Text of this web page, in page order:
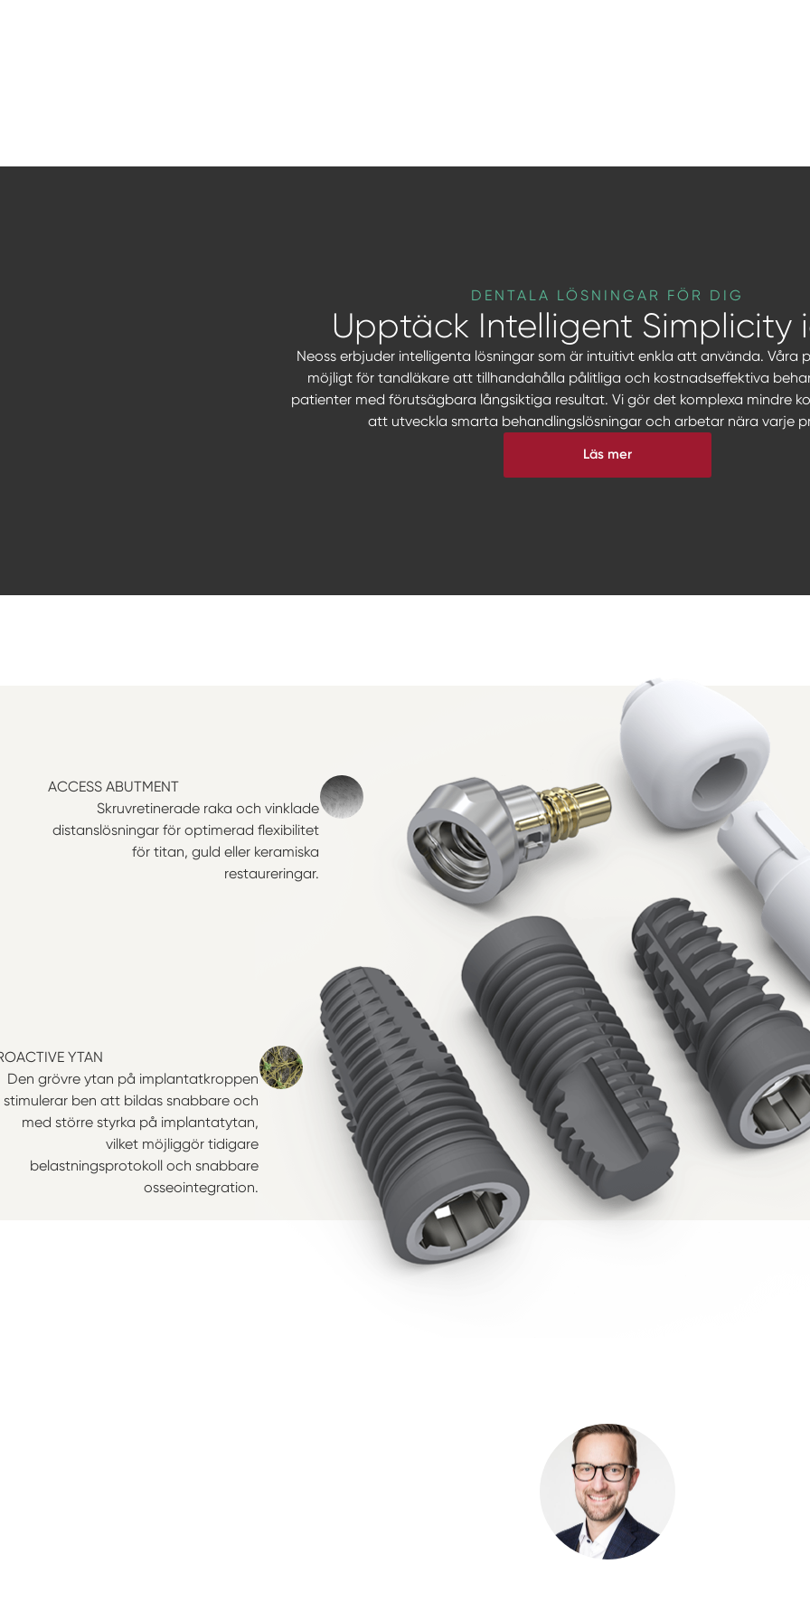
DENTALA LÖSNINGAR FÖR DIG
Upptäck Intelligent Simplicity
Neoss erbjuder intelligenta lösningar som är intuitivt enkla att använda. Våra
möjligt för tandläkare att tillhandahålla pålitliga och kostnadseffektiva
patienter med förutsägbara långsiktiga resultat. Vi gör det komplexa mindre
att utveckla smarta behandlingslösningar och arbetar nära varje
Läs mer
ACCESS ABUTMENT
Skruvretinerade raka och vinklade
distanslösningar för optimerad flexibilitet
för titan, guld eller keramiska
restaureringar.
YTAN
Den grövre ytan på implantatkroppen
stimulerar ben att bildas snabbare och
med större styrka på implantatytan,
vilket möjliggör tidigare
belastningsprotokoll och snabbare
osseointegration.